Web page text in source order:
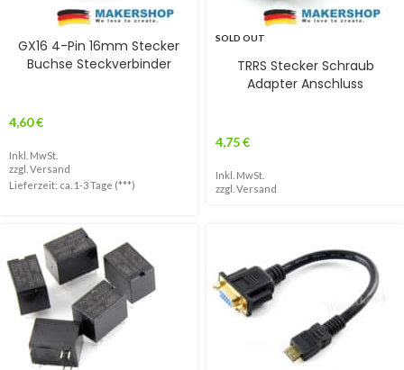
GX16 4-Pin 16mm Stecker
Buchse Steckverbinder
4,60€
Inkl. MwSt.
zzgl. Versand
Lieferzeit: ca. 1-3 Tage (***)
SOLD OUT
TRRS Stecker Schraub
Adapter Anschluss
4,75€
Inkl. MwSt.
zzgl. Versand